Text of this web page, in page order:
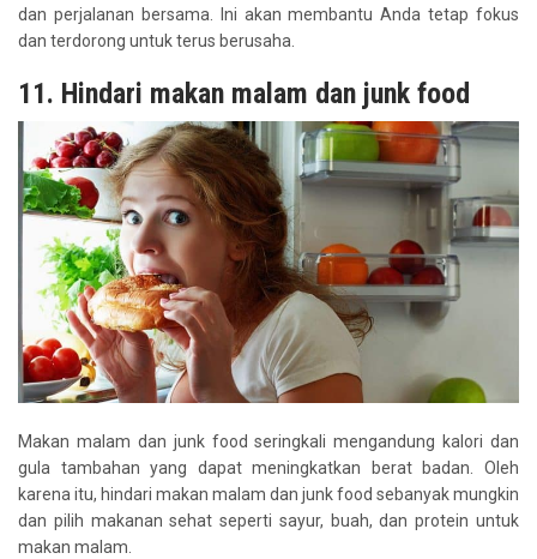
dan perjalanan bersama. Ini akan membantu Anda tetap fokus
dan terdorong untuk terus berusaha.
11. Hindari makan malam dan junk food
Makan malam dan junk food seringkali mengandung kalori dan
gula tambahan yang dapat meningkatkan berat badan. Oleh
karena itu, hindari makan malam dan junk food sebanyak mungkin
dan pilih makanan sehat seperti sayur, buah, dan protein untuk
makan malam.